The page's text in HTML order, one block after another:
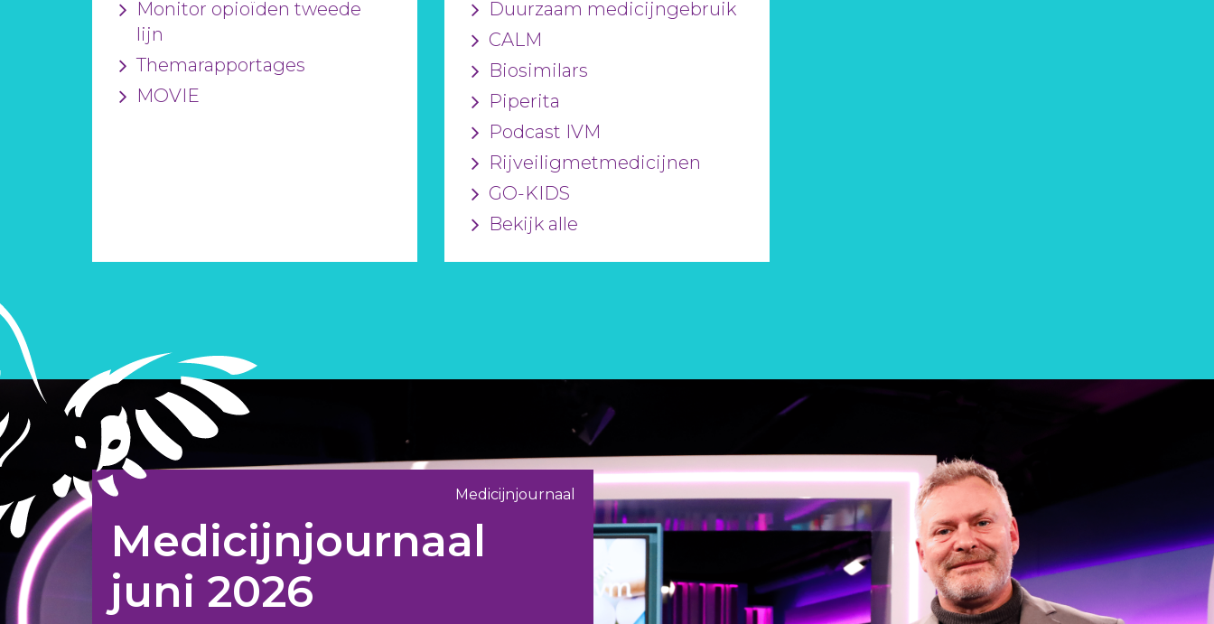
Monitor opioïden tweede
lijn
Themarapportages
MOVIE
Duurzaam medicijngebruik
CALM
Biosimilars
Piperita
Podcast IVM
Rijveiligmetmedicijnen
GO-KIDS
Bekijk alle
Medicijnjournaal
Medicijnjournaal
juni 2026